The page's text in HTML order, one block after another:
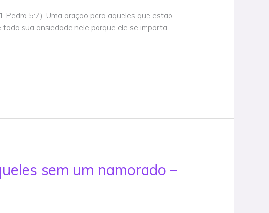
Pedro 5:7). Uma oração para aqueles que estão
sua ansiedade nele porque ele se importa
sem um namorado –